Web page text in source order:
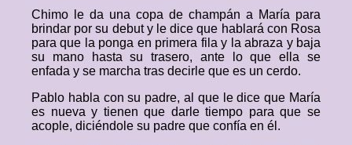
Chimo le da una copa de champán a María para
brindar por su debut y le dice que hablará con Rosa
para que la ponga en primera fila y la abraza y baja
su mano hasta su trasero, ante lo que ella se
enfada y se marcha tras decirle que es un cerdo.
Pablo habla con su padre, al que le dice que María
es nueva y tienen que darle tiempo para que se
acople, diciéndole su padre que confía en él.